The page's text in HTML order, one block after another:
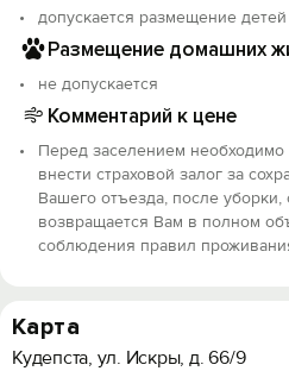
допускается размещение
Размещение домашних
не допускается
Комментарий к цене
Перед заселением необходимо
внести страховой залог за
Вашего отъезда, после уборки,
возвращается Вам в полном
соблюдения правил
Карта
Кудепста, ул. Искры, д. 66/9